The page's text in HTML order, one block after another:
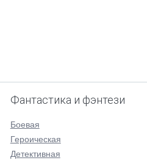
Фантастика и фэнтези
Боевая
Героическая
Детективная